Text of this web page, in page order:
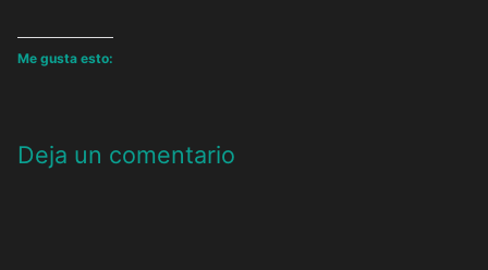
Me gusta esto:
Deja un comentario